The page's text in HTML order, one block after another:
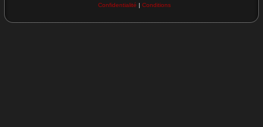
Confidentialité | Conditions